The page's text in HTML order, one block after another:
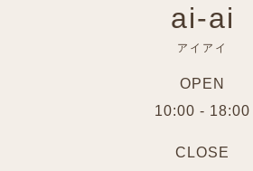
ai-ai
アイアイ
OPEN
10:00 - 18:00
CLOSE